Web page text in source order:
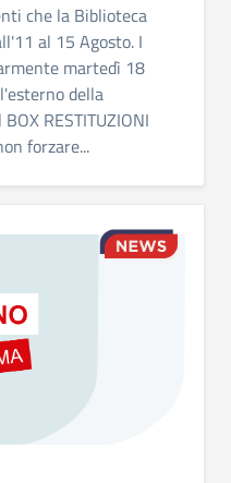
che la Biblioteca
al 15 Agosto. I
martedì 18
della
RESTITUZIONI
forzare...